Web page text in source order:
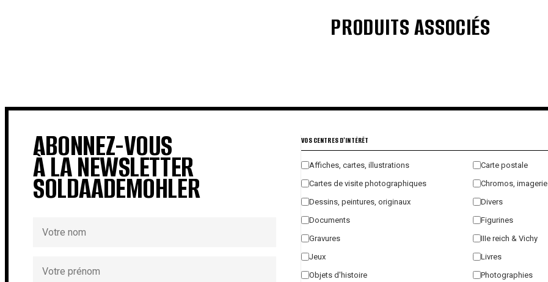
PRODUITS ASSOCIÉS
€ € €
ABONNEZ-VOUS
À LA NEWSLETTER
SOLDAADEMOHLER
VOS CENTRES D'INTÉRÊT
Affiches, cartes, illustrations
Carte postale
Cartes de visite photographiques
Chromos, imagerie
Dessins, peintures, originaux
Divers
Documents
Figurines
Gravures
IIIe reich & Vichy
Jeux
Livres
Objets d'histoire
Photographies